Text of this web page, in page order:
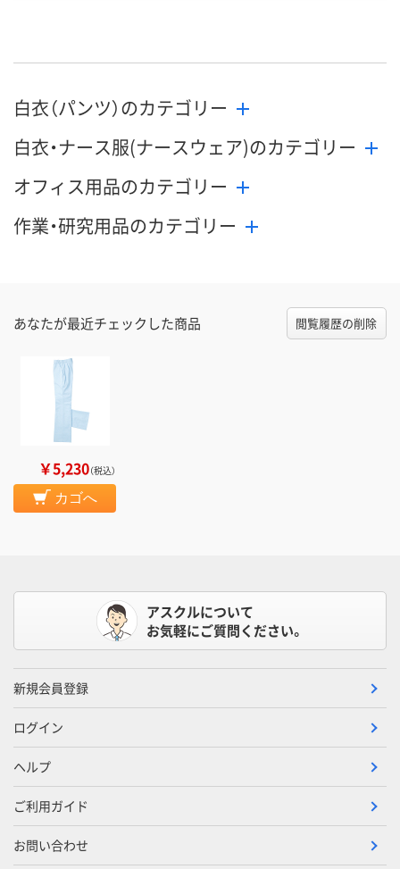
白衣（パンツ）のカテゴリー
白衣・ナース服(ナースウェア)のカテゴリー
オフィス用品のカテゴリー
作業・研究用品のカテゴリー
あなたが最近チェックした商品 閲覧履歴の削除
￥5,230（税込）
カゴへ
アスクルについて
お気軽にご質問ください。
新規会員登録
ログイン
ヘルプ
ご利用ガイド
お問い合わせ